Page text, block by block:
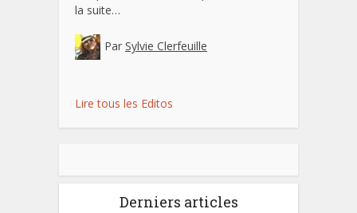
la suite…
Par Sylvie Clerfeuille
Lire tous les Editos
Derniers articles